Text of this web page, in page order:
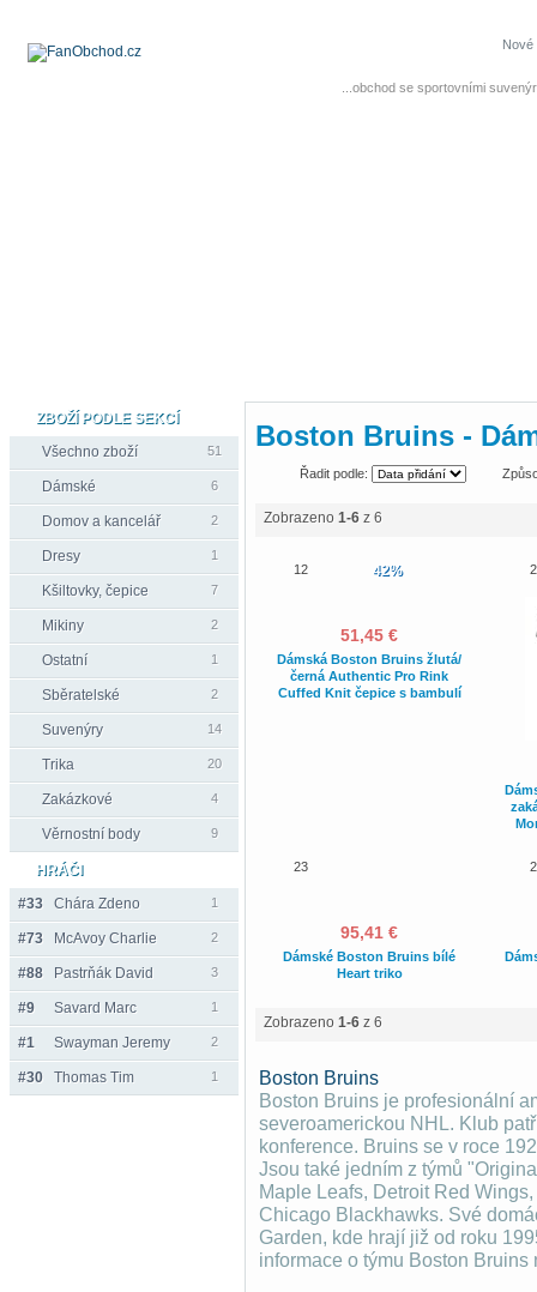
...obchod se sportovními
Nové
ZBOŽÍ PODLE SEKCÍ
Všechno zboží
51
Dámské 6
Domov a kancelář 2
Dresy 1
Kšiltovky, čepice 7
Mikiny 2
Ostatní 1
Sběratelské 2
Suvenýry 14
Trika 20
Zakázkové 4
Věrnostní body 9
HRÁČI
#33
Chára Zdeno 1
#73 McAvoy Charlie 2
#88 Pastrňák David 3
#9 Savard Marc 1
#1 Swayman Jeremy 2
#30 Thomas Tim 1
Boston Bruins -
Řadit podle:
Zobrazeno 1-6 z 6
12 42%
51,45 €
Dámská Boston Bruins žlutá/
černá Authentic Pro Rink
Cuffed Knit čepice s bambulí
23
95,41 €
Dámské Boston Bruins bílé
Heart triko
Zobrazeno 1-6 z 6
Boston Bruins
Boston Bruins je profesionální
severoamerickou NHL. Klub
konference. Bruins se v roce
Jsou také jedním z týmů
Maple Leafs, Detroit Red
Chicago Blackhawks. Své
Garden, kde hrají již od roku
informace o týmu Boston